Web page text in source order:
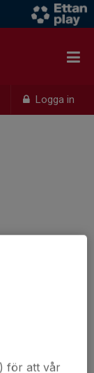
Logga in
för att vår